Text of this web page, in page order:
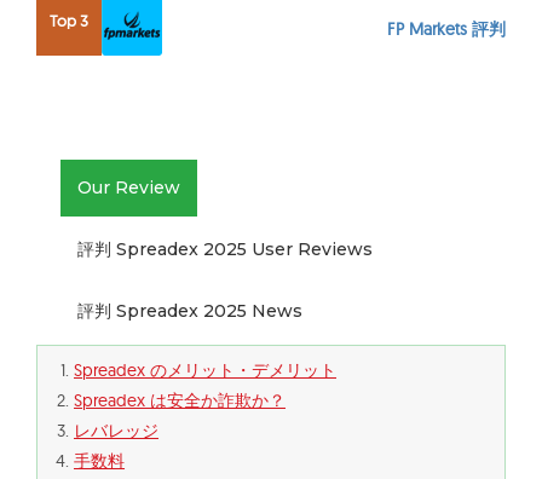
Top 3 FP Markets 評判
Our Review
評判 Spreadex 2025 User Reviews
評判 Spreadex 2025 News
Spreadex のメリット・デメリット
Spreadex は安全か詐欺か？
レバレッジ
手数料